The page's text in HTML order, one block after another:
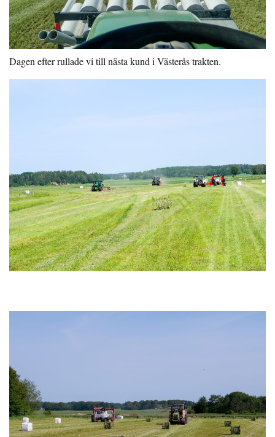
Dagen efter rullade vi till nästa kund i Västerås trakten.